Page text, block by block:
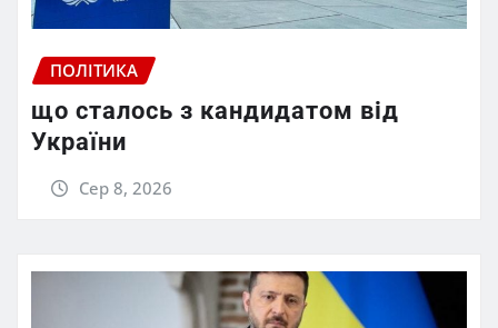
ПОЛІТИКА
що сталось з кандидатом від
України
Сер 8, 2026